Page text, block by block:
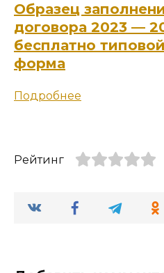
Образец
договора 2023 —
бесплатно
форма
Подробнее
Рейтинг